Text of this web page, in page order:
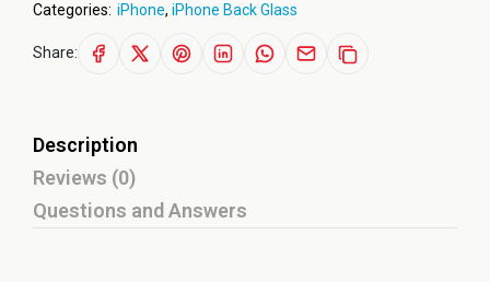
Categories: iPhone, iPhone Back Glass
Share:
Description
Reviews (0)
Questions and Answers